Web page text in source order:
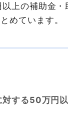
上の補助金・
めています。
対する50万円